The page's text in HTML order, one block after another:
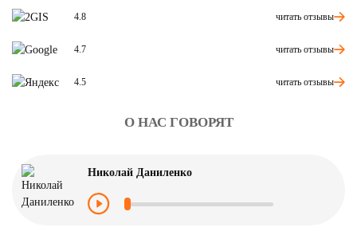
4.8 читать отзывы
4.7 читать отзывы
4.5 читать отзывы
О НАС ГОВОРЯТ
Николай Даниленко